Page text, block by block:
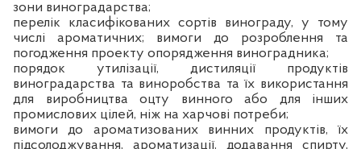
зони виноградарства;
перелік класифікованих сортів винограду, у тому
числі ароматичних; вимоги до розроблення та
погодження проекту опорядження виноградника;
порядок утилізації, дистиляції продуктів
виноградарства та виноробства та їх використання
для виробництва оцту винного або для інших
промислових цілей, ніж на харчові потреби;
вимоги до ароматизованих винних продуктів, їх
підсолоджування, ароматизації, додавання спирту,